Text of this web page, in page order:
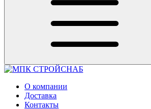
О компании
Доставка
Контакты